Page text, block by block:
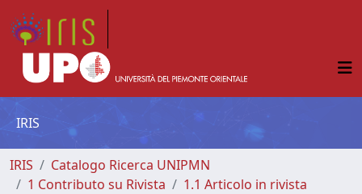
IRIS
IRIS
Catalogo Ricerca UNIPMN
1 Contributo su Rivista
1.1 Articolo in rivista